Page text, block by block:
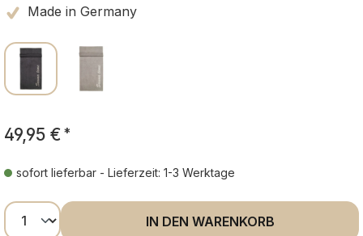
Made in Germany
49,95 € *
sofort lieferbar - Lieferzeit: 1-3 Werktage
Produkt Anzahl: Gib den gewünschten
IN DEN WARENKORB